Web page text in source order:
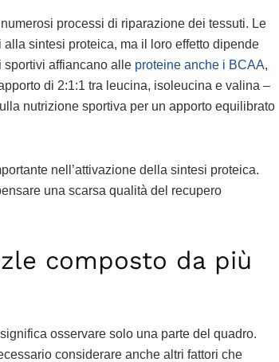
processi di riparazione dei tessuti. Le
sintesi proteica, ma il loro effetto dipende
sportivi affiancano alle proteine anche i BCAA,
di 2:1:1 tra leucina, isoleucina e valina –
nutrizione sportiva per un apporto equilibrato
nell’attivazione della sintesi proteica.
una scarsa qualità del recupero
composto da più
osservare solo una parte del quadro.
considerare anche altri fattori che